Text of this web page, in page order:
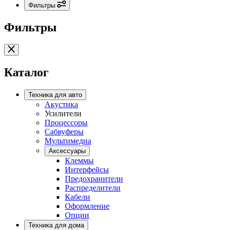
Фильтры
Фильтры
Каталог
Техника для авто
Акустика
Усилители
Процессоры
Сабвуферы
Мультимедиа
Аксессуары
Клеммы
Интерфейсы
Предохранители
Распределители
Кабели
Оформление
Опции
Техника для дома